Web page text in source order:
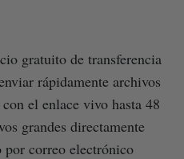
gratuito de transferencia
rápidamente archivos
el enlace vivo hasta 48
grandes directamente
correo electrónico